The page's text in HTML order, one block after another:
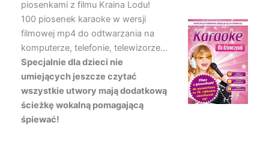
piosenkami z filmu Kraina Lodu!
100 piosenek karaoke w wersji
filmowej mp4 do odtwarzania na
komputerze, telefonie, telewizorze…
Specjalnie dla dzieci nie
umiejących jeszcze czytać
wszystkie utwory mają dodatkową
ścieżkę wokalną pomagającą
śpiewać!